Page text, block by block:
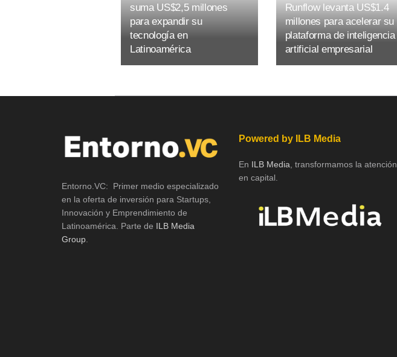
suma US$2,5 millones
para expandir su
tecnología en
Latinoamérica
Runflow levanta US$1.4
millones para acelerar su
plataforma de inteligencia
artificial empresarial
Entorno.VC: Primer medio especializado
en la oferta de inversión para Startups,
Innovación y Emprendimiento de
Latinoamérica. Parte de ILB Media
Group
Powered by ILB Media
En ILB Media , transformamos la atención
en capital.